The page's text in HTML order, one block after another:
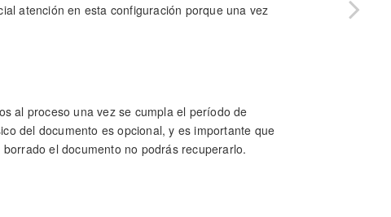
atención en esta configuración porque una vez
al proceso una vez se cumpla el período de
del documento es opcional, y es importante que
el documento no podrás recuperarlo.